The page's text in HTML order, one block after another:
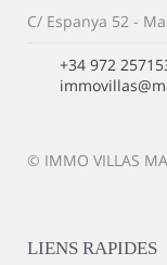
C/ Espanya 52 -
+34 972
© IMMO VILLAS
LIENS RAPIDES